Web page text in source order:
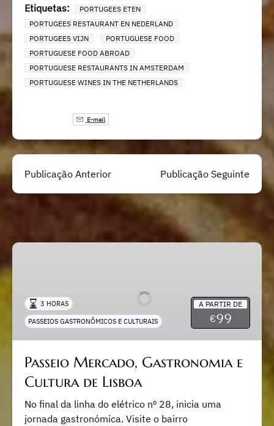
Etiquetas:
PORTUGEES ETEN
PORTUGEES RESTAURANT EN NEDERLAND
PORTUGEES VIJN
PORTUGUESE FOOD
PORTUGUESE FOOD ABROAD
PORTUGUESE RESTAURANTS IN AMSTERDAM
PORTUGUESE WINES IN THE NETHERLANDS
E-mail
Publicação Anterior Publicação Seguinte
Passeio
Cultura
Lisboa
A PARTIR DE
€99
3 HORAS
PASSEIOS GASTRONÔMICOS E CULTURAIS
Passeio Mercado, Gastronomia e
Cultura de Lisboa
No final da linha do elétrico nº 28, inicia uma
jornada gastronómica. Visite o bairro